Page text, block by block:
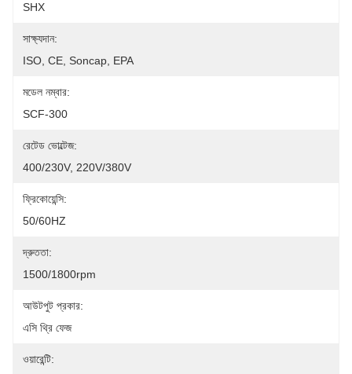
SHX
সাক্ষ্যদান:
ISO, CE, Soncap, EPA
মডেল নম্বার:
SCF-300
রেটেড ভোল্টেজ:
400/230V, 220V/380V
ফ্রিকোয়েন্সি:
50/60HZ
দ্রুততা:
1500/1800rpm
আউটপুট প্রকার:
এসি থ্রি ফেজ
ওয়ারেন্টি: